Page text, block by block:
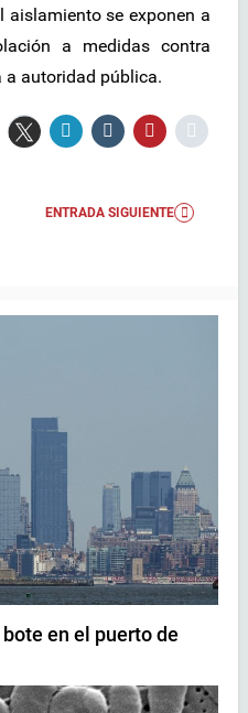
se exponen a
a medidas contra
a autoridad pública.
ENTRADA SIGUIENTE
en el puerto de